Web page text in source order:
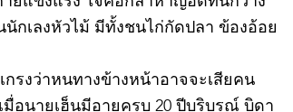
กเลงหัวไม้ มีทั้งชนไก่กัดปลา ข้องอ้อย
รงว่าหนทางข้างหน้าอาจจะเสียคน
อนายเฮ็นมีอายุครบ 20 ปีบริบูรณ์ บิดา